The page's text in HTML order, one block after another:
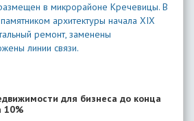
в микрорайоне Кречевицы. В
архитектуры начала XIX
ремонт, заменены
линии связи.
для бизнеса до конца
10%